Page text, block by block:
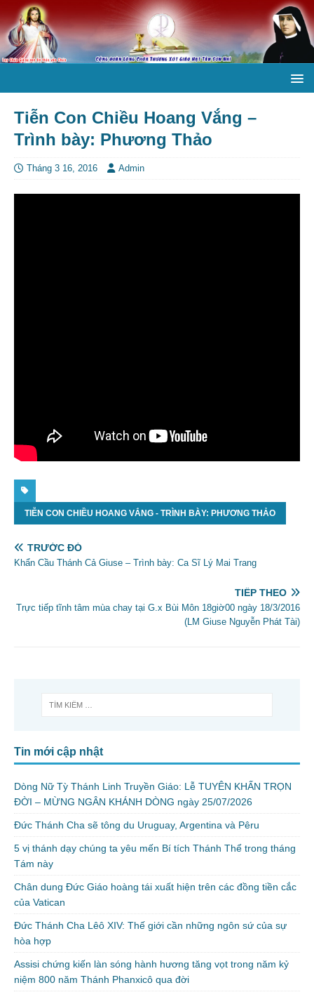
Tiễn Con Chiều Hoang Vắng –
Trình bày: Phương Thảo
Tháng 3 16, 2016 Admin
TIỄN CON CHIỀU HOANG VẮNG - TRÌNH BÀY: PHƯƠNG THẢO
TRƯỚC ĐÓ
Khẩn Cầu Thánh Cả Giuse – Trình bày: Ca Sĩ Lý Mai Trang
TIẾP THEO
Trực tiếp tĩnh tâm mùa chay tại G.x Bùi Môn 18giờ00 ngày 18/3/2016
(LM Giuse Nguyễn Phát Tài)
Tin mới cập nhật
Dòng Nữ Tỳ Thánh Linh Truyền Giáo: Lễ TUYÊN KHẤN TRỌN
ĐỜI – MỪNG NGÂN KHÁNH DÒNG ngày 25/07/2026
Đức Thánh Cha sẽ tông du Uruguay, Argentina và Pêru
5 vị thánh dạy chúng ta yêu mến Bí tích Thánh Thể trong tháng
Tám này
Chân dung Đức Giáo hoàng tái xuất hiện trên các đồng tiền cắc
của Vatican
Đức Thánh Cha Lêô XIV: Thế giới cần những ngôn sứ của sự
hòa hợp
Assisi chứng kiến làn sóng hành hương tăng vọt trong năm kỷ
niệm 800 năm Thánh Phanxicô qua đời